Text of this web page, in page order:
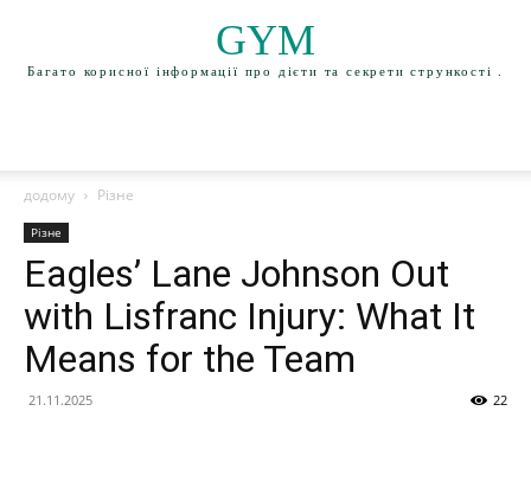
GYM
Багато корисної інформації про дієти та секрети стрункості .
додому Різне
Різне
Eagles’ Lane Johnson Out
with Lisfranc Injury: What It
Means for the Team
21.11.2025 22